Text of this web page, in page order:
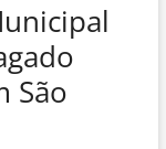
São